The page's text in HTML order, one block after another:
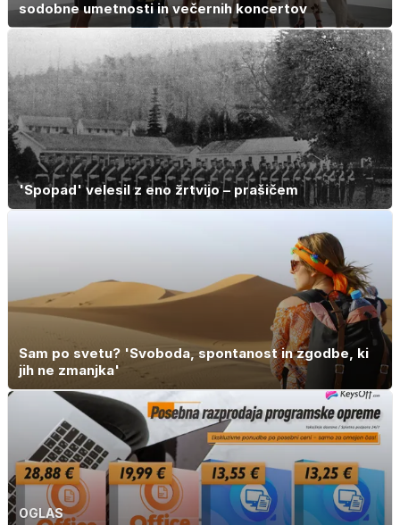
sodobne umetnosti in večernih koncertov
'Spopad' velesil z eno žrtvijo – prašičem
Sam po svetu? 'Svoboda, spontanost in zgodbe, ki
jih ne zmanjka'
OGLAS